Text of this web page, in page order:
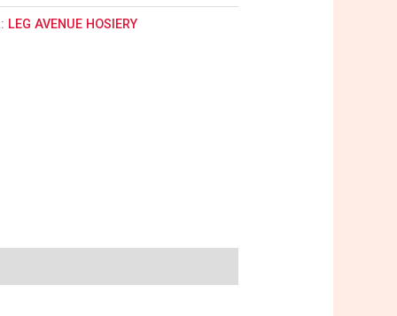
LEG AVENUE HOSIERY